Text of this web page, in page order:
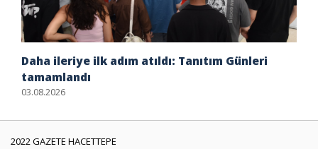
Daha ileriye ilk adım atıldı: Tanıtım Günleri
tamamlandı
03.08.2026
2022 GAZETE HACETTEPE